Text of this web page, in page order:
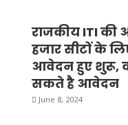
राजकीय ITI की
हजार सीटों के
आवेदन हुए शुरू,
सकते है आवेदन
June 8, 2024